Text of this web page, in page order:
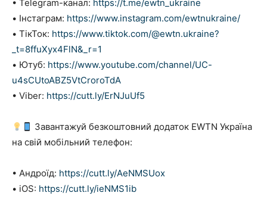
• Telegram-канал: https://t.me/ewtn_ukraine
• Інстаграм: https://www.instagram.com/ewtnukraine/
• ТікТок: https://www.tiktok.com/@ewtn.ukraine?
_t=8ffuXyx4FlN&_r=1
• Ютуб: https://www.youtube.com/channel/UC-
u4sCUtoABZ5VtCroroTdA
• Viber: https://cutt.ly/ErNJuUf5
Завантажуй безкоштовний додаток EWTN Україна
на свій мобільний телефон:
• Андроїд: https://cutt.ly/AeNMSUox
• iOS: https://cutt.ly/ieNMS1ib